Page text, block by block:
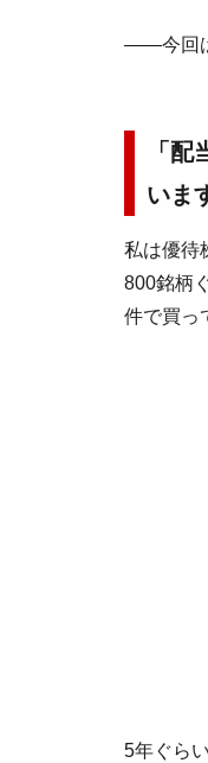
――今回は
「
いま
私は優待
800銘柄
件で買っ
5年ぐら